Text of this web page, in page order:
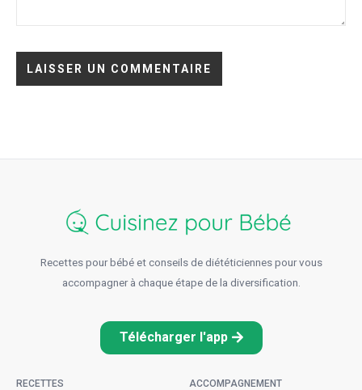
Recettes pour bébé et conseils de diététiciennes pour vous
accompagner à chaque étape de la diversification.
Télécharger l'app
RECETTES ACCOMPAGNEMENT